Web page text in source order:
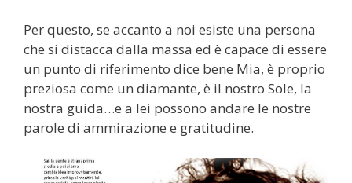
Per questo, se accanto a noi esiste una persona
che si distacca dalla massa ed è capace di essere
un punto di riferimento dice bene Mia, è proprio
preziosa come un diamante, è il nostro Sole, la
nostra guida…e a lei possono andare le nostre
parole di ammirazione e gratitudine.